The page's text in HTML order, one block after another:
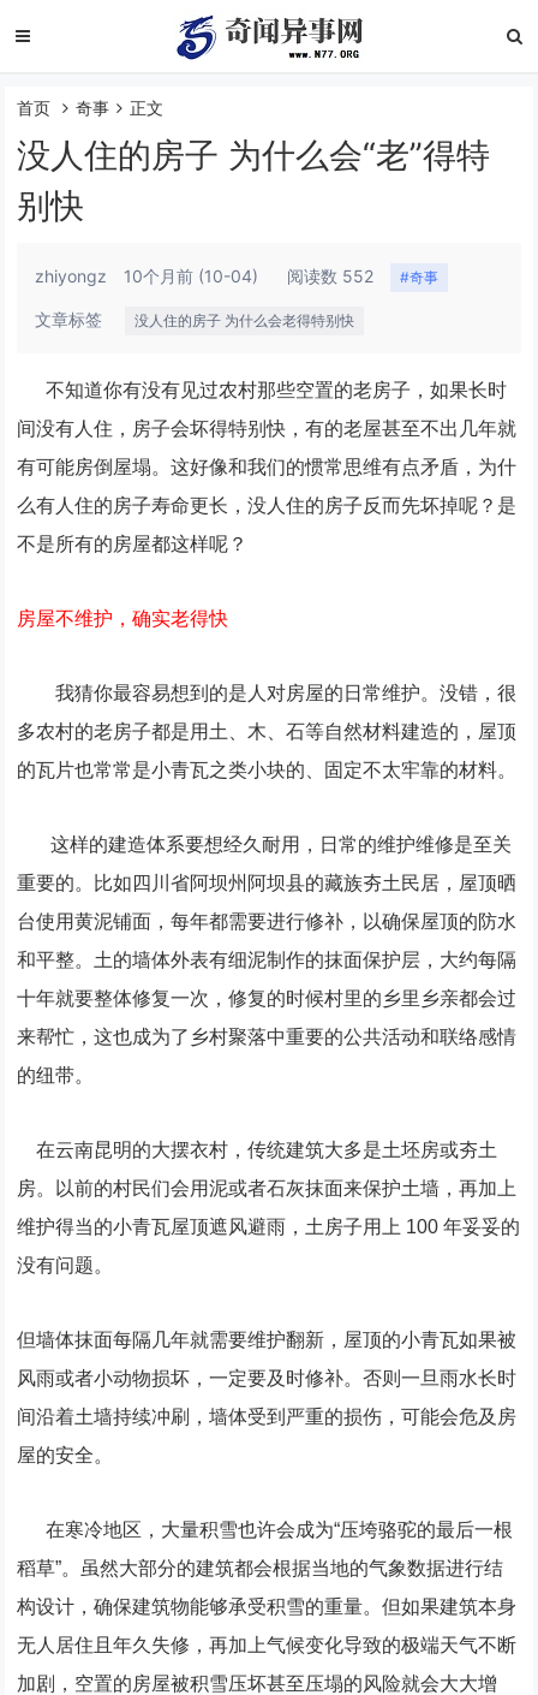
首页 奇事 正文
没人住的房子 为什么会“老”得特
别快
zhiyongz 10个月前 (10-04) 阅读数 552 #奇事
文章标签 没人住的房子 为什么会老得特别快
不知道你有没有见过农村那些空置的老房子，如果长时
间没有人住，房子会坏得特别快，有的老屋甚至不出几年就
有可能房倒屋塌。这好像和我们的惯常思维有点矛盾，为什
么有人住的房子寿命更长，没人住的房子反而先坏掉呢？是
不是所有的房屋都这样呢？
房屋不维护，确实老得快
我猜你最容易想到的是人对房屋的日常维护。没错，很
多农村的老房子都是用土、木、石等自然材料建造的，屋顶
的瓦片也常常是小青瓦之类小块的、固定不太牢靠的材料。
这样的建造体系要想经久耐用，日常的维护维修是至关
重要的。比如四川省阿坝州阿坝县的藏族夯土民居，屋顶晒
台使用黄泥铺面，每年都需要进行修补，以确保屋顶的防水
和平整。土的墙体外表有细泥制作的抹面保护层，大约每隔
十年就要整体修复一次，修复的时候村里的乡里乡亲都会过
来帮忙，这也成为了乡村聚落中重要的公共活动和联络感情
的纽带。
在云南昆明的大摆衣村，传统建筑大多是土坯房或夯土
房。以前的村民们会用泥或者石灰抹面来保护土墙，再加上
维护得当的小青瓦屋顶遮风避雨，土房子用上 100 年妥妥的
没有问题。
但墙体抹面每隔几年就需要维护翻新，屋顶的小青瓦如果被
风雨或者小动物损坏，一定要及时修补。否则一旦雨水长时
间沿着土墙持续冲刷，墙体受到严重的损伤，可能会危及房
屋的安全。
在寒冷地区，大量积雪也许会成为“压垮骆驼的最后一根
稻草”。虽然大部分的建筑都会根据当地的气象数据进行结
构设计，确保建筑物能够承受积雪的重量。但如果建筑本身
无人居住且年久失修，再加上气候变化导致的极端天气不断
加剧，空置的房屋被积雪压坏甚至压塌的风险就会大大增